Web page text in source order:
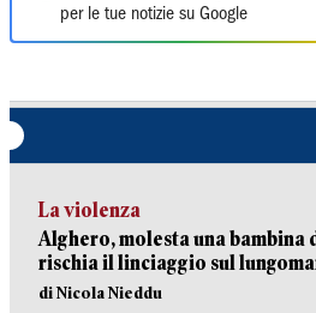
per le tue notizie su Google
La violenza
Alghero, molesta una bambina
rischia il linciaggio sul
di Nicola Nieddu